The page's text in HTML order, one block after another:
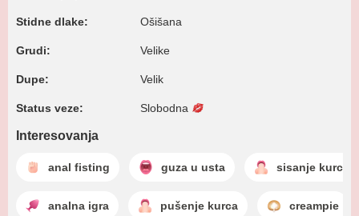
Stidne dlake: Ošišana
Grudi: Velike
Dupe: Velik
Status veze: Slobodna
Interesovanja
anal fisting guza u usta sisanje kurca
analna igra pušenje kurca creampie